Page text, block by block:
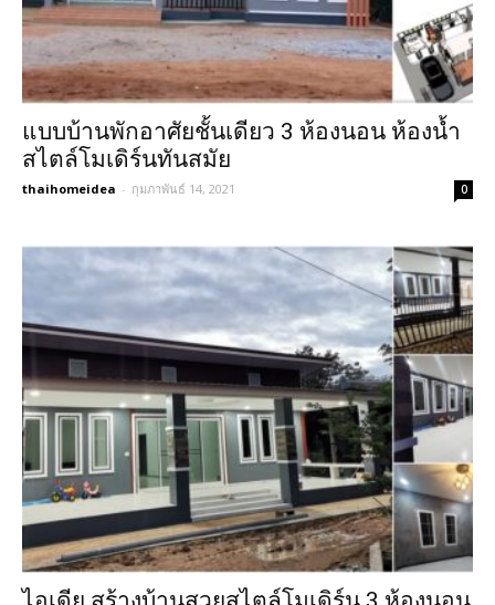
แบบบ้านพักอาศัยชั้นเดียว 3 ห้องนอน ห้องน้ำ
สไตล์โมเดิร์นทันสมัย
thaihomeidea - กุมภาพันธ์ 14, 2021 0